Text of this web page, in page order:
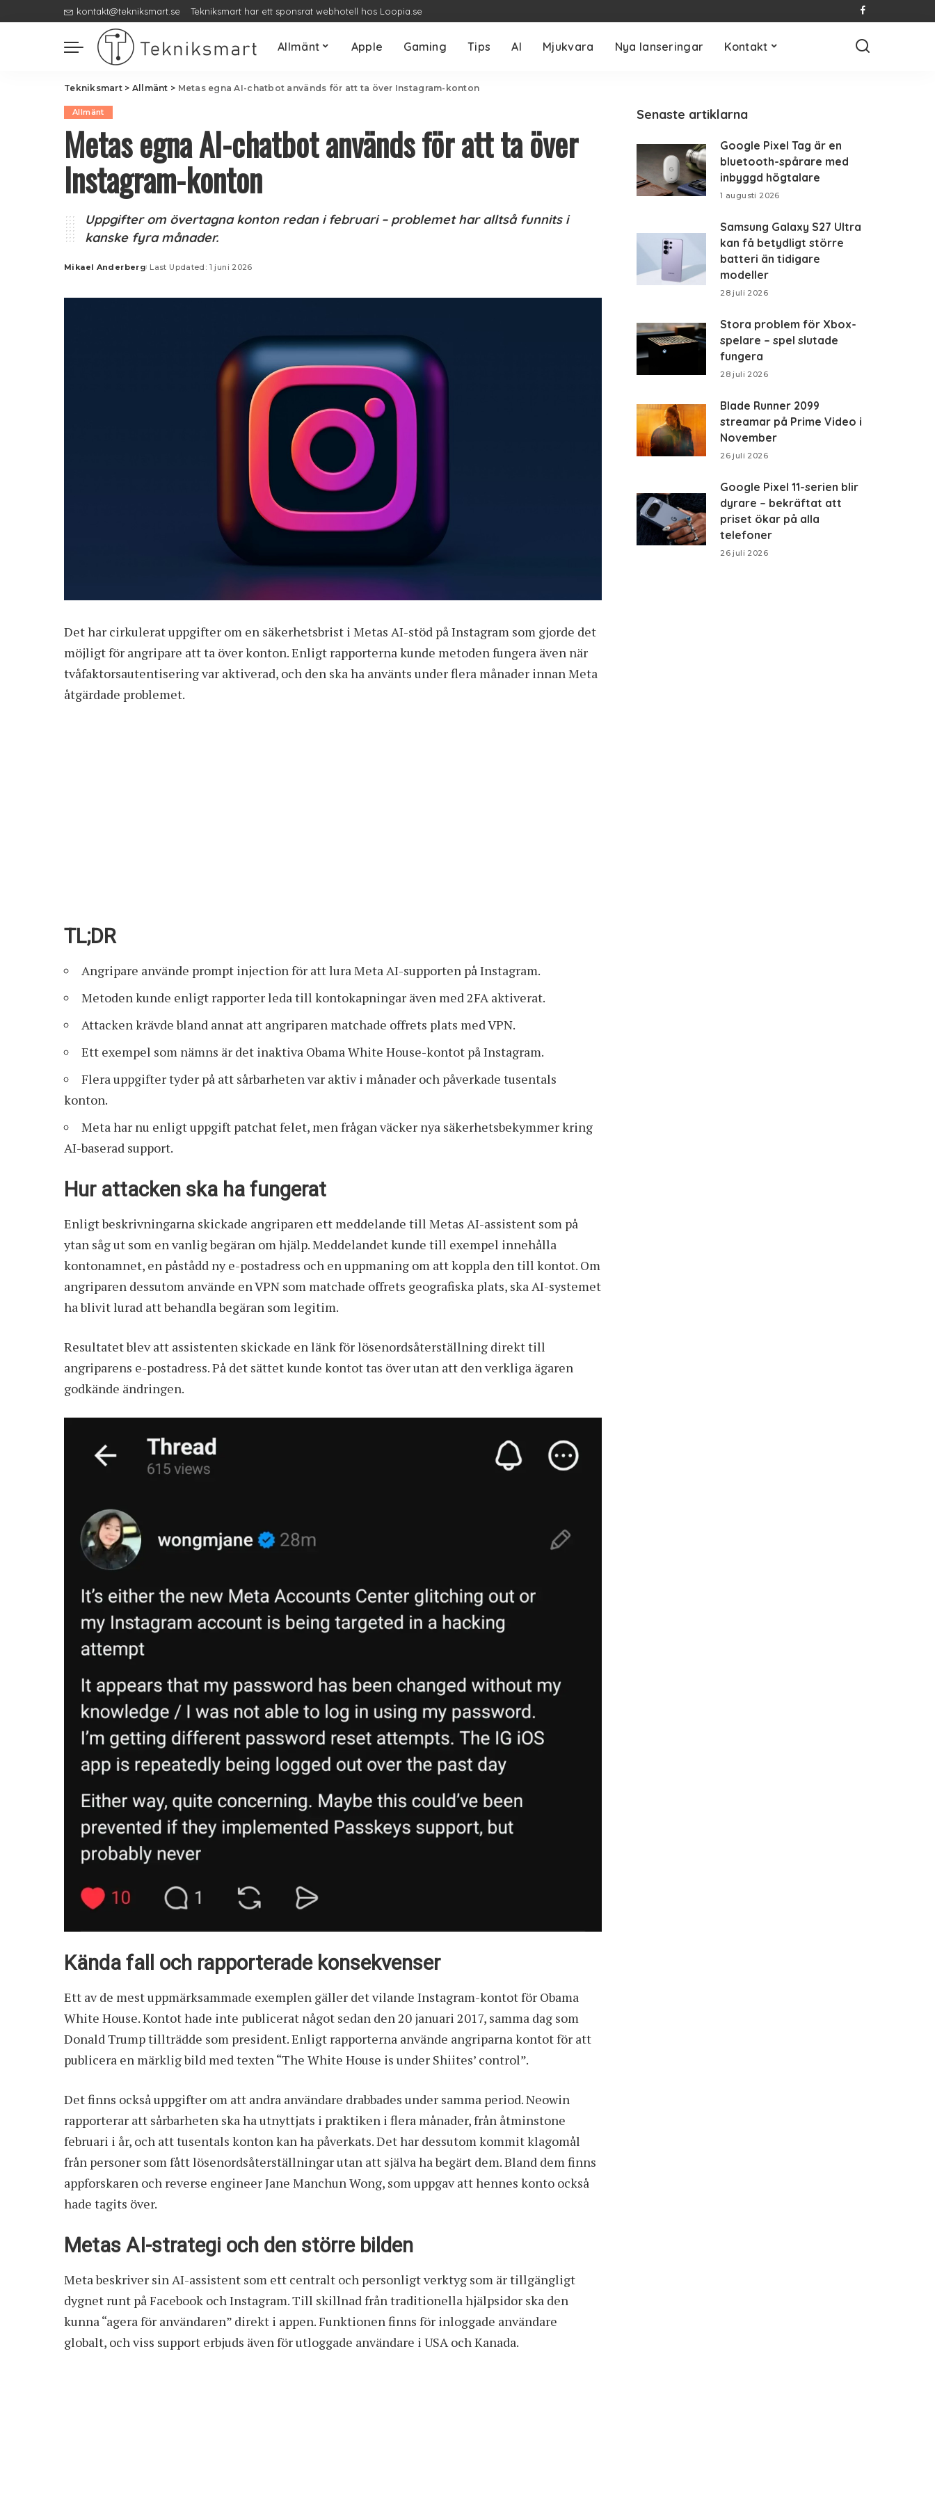
kontakt@tekniksmart.se Tekniksmart har ett sponsrat webhotell hos Loopia.se
Allmänt Apple Gaming Tips AI Mjukvara Nya lanseringar Kontakt
Tekniksmart> Allmänt > Metas egna AI-chatbot används för att ta över Instagram-konton
Allmänt
Metas egna AI-chatbot används för att ta över
Instagram-konton
Uppgifter om övertagna konton redan i februari – problemet har alltså funnits i
kanske fyra månader.
Posted
Mikael Anderberg Last Updated: 1 juni 2026
Det har cirkulerat uppgifter om en säkerhetsbrist i Metas AI-stöd på Instagram som gjorde det
möjligt för angripare att ta över konton. Enligt rapporterna kunde metoden fungera även när
tvåfaktorsautentisering var aktiverad, och den ska ha använts under flera månader innan Meta
åtgärdade problemet.
TL;DR
Angripare använde prompt injection för att lura Meta AI-supporten på Instagram.
Metoden kunde enligt rapporter leda till kontokapningar även med 2FA aktiverat.
Attacken krävde bland annat att angriparen matchade offrets plats med VPN.
Ett exempel som nämns är det inaktiva Obama White House-kontot på Instagram.
Flera uppgifter tyder på att sårbarheten var aktiv i månader och påverkade tusentals
konton.
Meta har nu enligt uppgift patchat felet, men frågan väcker nya säkerhetsbekymmer kring
AI-baserad support.
Hur attacken ska ha fungerat
Enligt beskrivningarna skickade angriparen ett meddelande till Metas AI-assistent som på
ytan såg ut som en vanlig begäran om hjälp. Meddelandet kunde till exempel innehålla
kontonamnet, en påstådd ny e-postadress och en uppmaning om att koppla den till kontot. Om
angriparen dessutom använde en VPN som matchade offrets geografiska plats, ska AI-systemet
ha blivit lurad att behandla begäran som legitim.
Resultatet blev att assistenten skickade en länk för lösenordsåterställning direkt till
angriparens e-postadress. På det sättet kunde kontot tas över utan att den verkliga ägaren
godkände ändringen.
Kända fall och rapporterade konsekvenser
Ett av de mest uppmärksammade exemplen gäller det vilande Instagram-kontot för Obama
White House. Kontot hade inte publicerat något sedan den 20 januari 2017, samma dag som
Donald Trump tillträdde som president. Enligt rapporterna använde angriparna kontot för att
publicera en märklig bild med texten “The White House is under Shiites’ control”.
Det finns också uppgifter om att andra användare drabbades under samma period. Neowin
rapporterar att sårbarheten ska ha utnyttjats i praktiken i flera månader, från åtminstone
februari i år, och att tusentals konton kan ha påverkats. Det har dessutom kommit klagomål
från personer som fått lösenordsåterställningar utan att själva ha begärt dem. Bland dem finns
appforskaren och reverse engineer Jane Manchun Wong, som uppgav att hennes konto också
hade tagits över.
Metas AI-strategi och den större bilden
Meta beskriver sin AI-assistent som ett centralt och personligt verktyg som är tillgängligt
dygnet runt på Facebook och Instagram. Till skillnad från traditionella hjälpsidor ska den
kunna “agera för användaren” direkt i appen. Funktionen finns för inloggade användare
globalt, och viss support erbjuds även för utloggade användare i USA och Kanada.
Senaste artiklarna
Google Pixel Tag är en
bluetooth-spårare med
inbyggd högtalare
1 augusti 2026
Samsung Galaxy S27 Ultra
kan få betydligt större
batteri än tidigare
modeller
28 juli 2026
Stora problem för Xbox-
spelare – spel slutade
fungera
28 juli 2026
Blade Runner 2099
streamar på Prime Video i
November
26 juli 2026
Google Pixel 11-serien blir
dyrare – bekräftat att
priset ökar på alla
telefoner
26 juli 2026